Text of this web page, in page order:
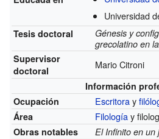
Universidad
Tesis doctoral
Génesis y
grecolatino en
Supervisor
doctoral
Mario Citroni
Información
Ocupación
Escritoray
Área Filologíay
Obras notables
El Infinito en un